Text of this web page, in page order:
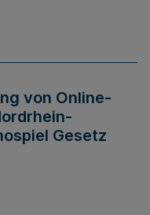
von Online-
Gesetz